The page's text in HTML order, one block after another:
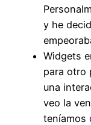
y he
Widgets
para otro
una
veo la
teníamos